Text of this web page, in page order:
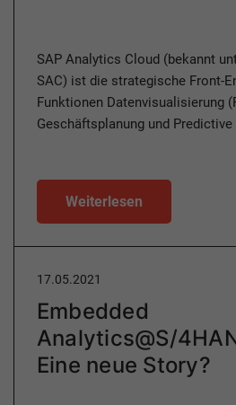
SAP Analytics Cloud (bekannt
SAC) ist die strategische Front-
Funktionen Datenvisualisierung
Geschäftsplanung und
Weiterlesen
17.05.2021
Embedded
Analytics@S/
Eine neue Story?